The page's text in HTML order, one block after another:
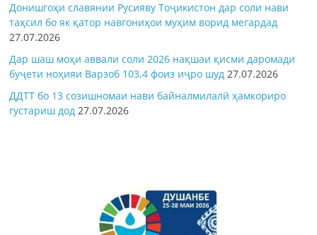
Донишгоҳи славянии Русияву Тоҷикистон дар соли нави
таҳсил бо як қатор навгониҳои муҳим ворид мегардад
27.07.2026
Дар шаш моҳи аввали соли 2026 нақшаи қисми даромади
буҷети ноҳияи Варзоб 103,4 фоиз иҷро шуд 27.07.2026
ДДТТ бо 13 созишномаи нави байналмилалӣ ҳамкориро
густариш дод 27.07.2026